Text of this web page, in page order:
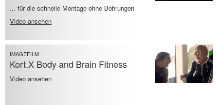
... für die schnelle Montage ohne Bohrungen
Video ansehen
IMAGEFILM
Kort.X Body and Brain Fitness
Video ansehen